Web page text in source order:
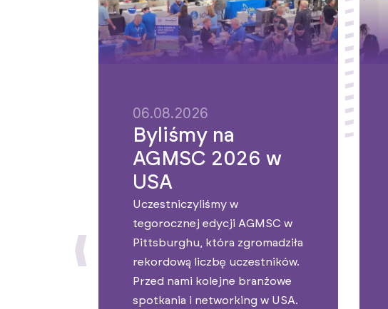
06.08.2026
Byliśmy na
AGMSC 2026 w
USA
Uczestniczyliśmy w
tegorocznej edycji AGMSC w
Pittsburghu, która zgromadziła
rekordową liczbę uczestników.
Przed nami kolejne branżowe
spotkania i networking w USA.